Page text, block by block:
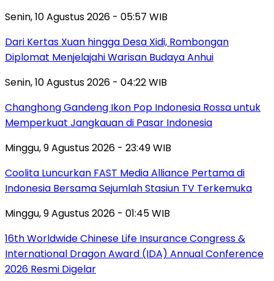
Senin, 10 Agustus 2026 - 05:57 WIB
Dari Kertas Xuan hingga Desa Xidi, Rombongan
Diplomat Menjelajahi Warisan Budaya Anhui
Senin, 10 Agustus 2026 - 04:22 WIB
Changhong Gandeng Ikon Pop Indonesia Rossa untuk
Memperkuat Jangkauan di Pasar Indonesia
Minggu, 9 Agustus 2026 - 23:49 WIB
Coolita Luncurkan FAST Media Alliance Pertama di
Indonesia Bersama Sejumlah Stasiun TV Terkemuka
Minggu, 9 Agustus 2026 - 01:45 WIB
16th Worldwide Chinese Life Insurance Congress &
International Dragon Award (IDA) Annual Conference
2026 Resmi Digelar